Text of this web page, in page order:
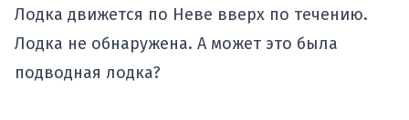
Лодка движется по Неве вверх по течению.
Лодка не обнаружена. А может это была
подводная лодка?